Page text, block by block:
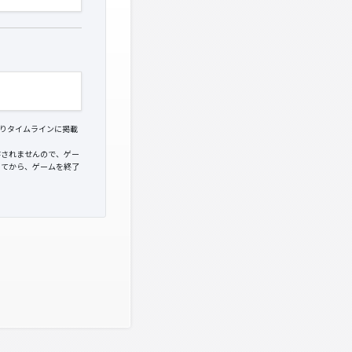
タイムラインに掲載
れませんので、ゲー
から、ゲームを終了